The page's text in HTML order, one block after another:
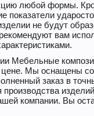
любой формы.
показатели
не будут
вам
Мебельные
Мы оснащены
заказ в
компании. Вы